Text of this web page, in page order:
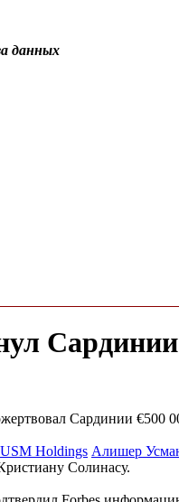
данных
Сардинии €500
USM Holdings Алишер
Солинасу.